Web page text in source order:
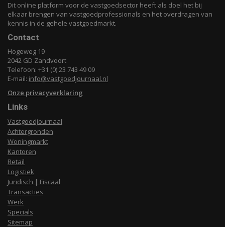
Dit online platform voor de vastgoedsector heeft als doel het bij
elkaar brengen van vastgoedprofessionals en het overdragen van
kennis in de gehele vastgoedmarkt.
Contact
Hogeweg 19
2042 GD Zandvoort
Telefoon: +31 (0) 23 743 49 09
E-mail: info@vastgoedjournaal.nl
Onze privacyverklaring
Links
Vastgoedjournaal
Achtergronden
Woningmarkt
Kantoren
Retail
Logistiek
Juridisch | Fiscaal
Transacties
Werk
Specials
Sitemap